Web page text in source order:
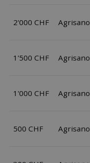
2'000 CHF Agrisano
1'500 CHF Agrisano
1'000 CHF Agrisano
500 CHF Agrisano